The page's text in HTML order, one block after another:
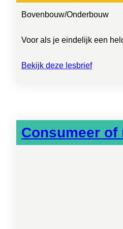
Bovenbouw/Onderbouw
Voor als je eindelijk een
Bekijk deze lesbrief
Consumeer of